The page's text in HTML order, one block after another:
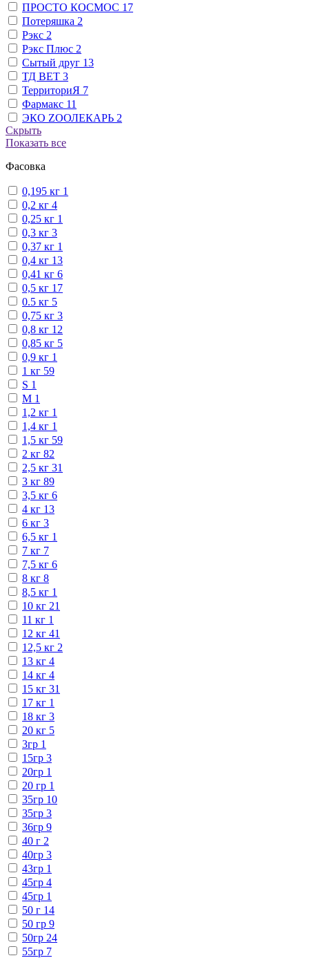
ПРОСТО КОСМОС 17
Потеряшка 2
Рэкс 2
Рэкс Плюс 2
Сытый друг 13
ТД ВЕТ 3
ТерриториЯ 7
Фармакс 11
ЭКО ZООЛЕКАРЬ 2
Скрыть
Показать все
Фасовка
0,195 кг 1
0,2 кг 4
0,25 кг 1
0,3 кг 3
0,37 кг 1
0,4 кг 13
0,41 кг 6
0,5 кг 17
0.5 кг 5
0,75 кг 3
0,8 кг 12
0,85 кг 5
0,9 кг 1
1 кг 59
S 1
М 1
1,2 кг 1
1,4 кг 1
1,5 кг 59
2 кг 82
2,5 кг 31
3 кг 89
3,5 кг 6
4 кг 13
6 кг 3
6,5 кг 1
7 кг 7
7,5 кг 6
8 кг 8
8,5 кг 1
10 кг 21
11 кг 1
12 кг 41
12,5 кг 2
13 кг 4
14 кг 4
15 кг 31
17 кг 1
18 кг 3
20 кг 5
3гр 1
15гр 3
20гр 1
20 гр 1
35гр 10
35гр 3
36гр 9
40 г 2
40гр 3
43гр 1
45гр 4
45гр 1
50 г 14
50 гр 9
50гр 24
55гр 7